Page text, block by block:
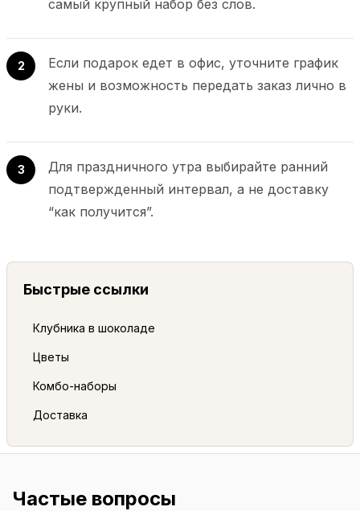
самый крупный набор без слов.
2
Если подарок едет в офис, уточните график
жены и возможность передать заказ лично в
руки.
3
Для праздничного утра выбирайте ранний
подтвержденный интервал, а не доставку
“как получится”.
Быстрые ссылки
Клубника в шоколаде
Цветы
Комбо-наборы
Доставка
Частые вопросы